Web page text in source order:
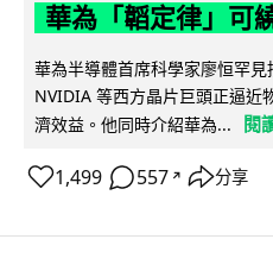
華為「韜定律」可
華為半導體首席科學家廖恒罕
NVIDIA 等西方晶片巨頭正逼近
濟效益。他同時介紹華為...
閱
1,499 557 ↗ 分享